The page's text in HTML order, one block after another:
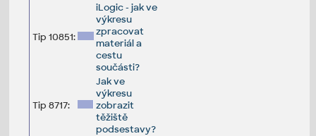
Tip 10851:
iLogic - jak ve
výkresu
zpracovat
materiál a
cestu
součásti?
Tip 8717:
Jak ve
výkresu
zobrazit
těžiště
podsestavy?